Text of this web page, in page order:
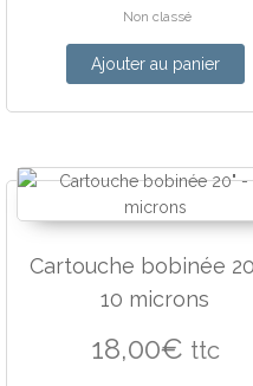
Non classé
Ajouter au panier
Cartouche bobinée
10 microns
18,00€ ttc